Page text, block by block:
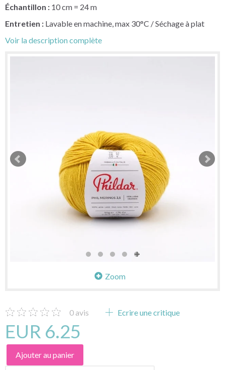
Échantillon : 10 cm = 24 m
Entretien : Lavable en machine, max 30°C / Séchage à plat
Voir la description complète
Zoom
0 avis Ecrire une critique
EUR 6.25
Ajouter au panier